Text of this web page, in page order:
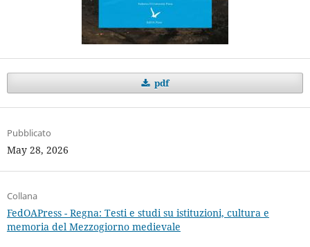
pdf
Pubblicato
May 28, 2026
Collana
FedOAPress - Regna: Testi e studi su istituzioni, cultura e
memoria del Mezzogiorno medievale